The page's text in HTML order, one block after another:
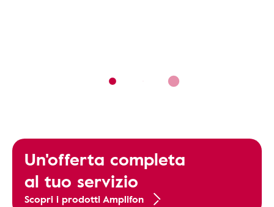
Un'offerta completa
al tuo servizio
Scopri i prodotti Amplifon